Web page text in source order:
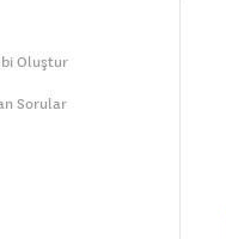
Oluştur
Sorular